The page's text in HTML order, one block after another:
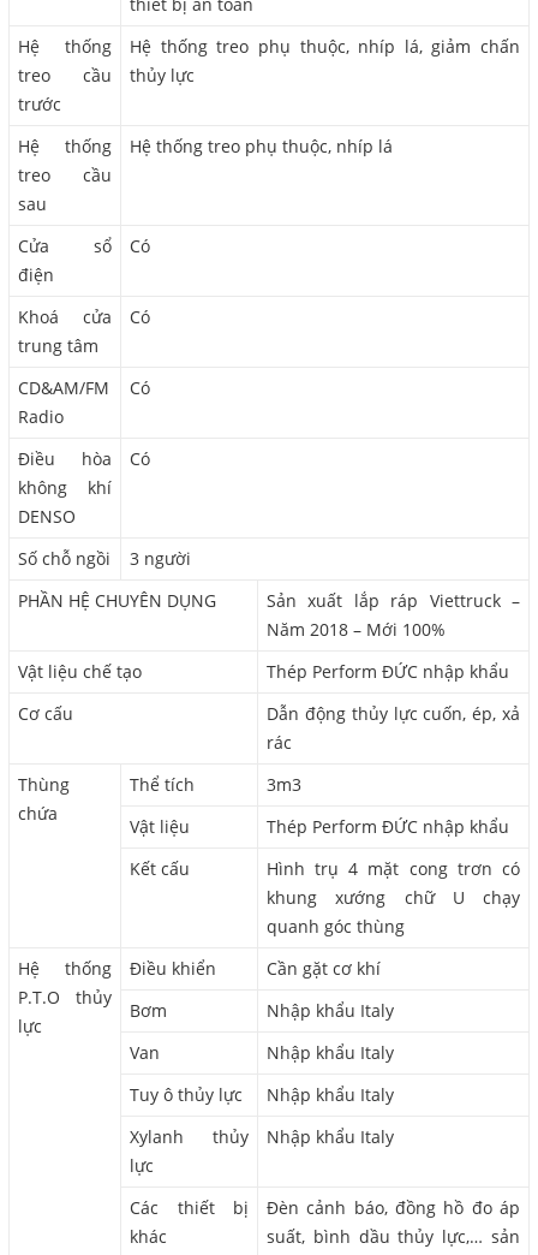
Hệ thống
treo cầu
trước
Hệ thống treo phụ thuộc, nhíp lá, giảm chấn
thủy lực
Hệ thống
treo cầu
sau
Hệ thống treo phụ thuộc, nhíp lá
Cửa sổ
điện
Có
Khoá cửa
trung tâm
Có
CD&AM/FM
Radio
Có
Điều hòa
không khí
DENSO
Có
Số chỗ ngồi
3 người
PHẦN HỆ CHUYÊN DỤNG
Sản xuất lắp ráp Viettruck –
Năm 2018 – Mới 100%
Vật liệu chế tạo
Thép Perform ĐỨC nhập khẩu
Cơ cấu
Dẫn động thủy lực cuốn, ép, xả
rác
Thùng
chứa
Thể tích
3m3
Vật liệu
Thép Perform ĐỨC nhập khẩu
Kết cấu
Hình trụ 4 mặt cong trơn có
khung xướng chữ U chạy
quanh góc thùng
Hệ thống
P.T.O thủy
lực
Điều khiển
Cần gặt cơ khí
Bơm
Nhập khẩu Italy
Van
Nhập khẩu Italy
Tuy ô thủy lực
Nhập khẩu Italy
Xylanh thủy
lực
Nhập khẩu Italy
Các thiết bị
khác
Đèn cảnh báo, đồng hồ đo áp
suất, bình dầu thủy lực,… sản